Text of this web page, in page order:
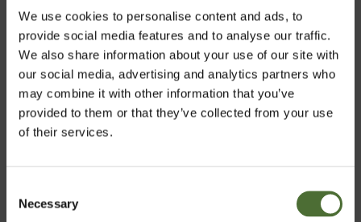
We use cookies to personalise content and ads, to
provide social media features and to analyse our traffic.
We also share information about your use of our site with
our social media, advertising and analytics partners who
may combine it with other information that you’ve
provided to them or that they’ve collected from your use
of their services.
Selection
Necessary
Możliwość współpracy z NeoLife to
odpowiedź na najważniejsze potrzeby i
pragnienia codziennego życia – bez
względu na to, na jakim etapie jesteś. Nie
było lepszego momentu, by odkryć lepszy